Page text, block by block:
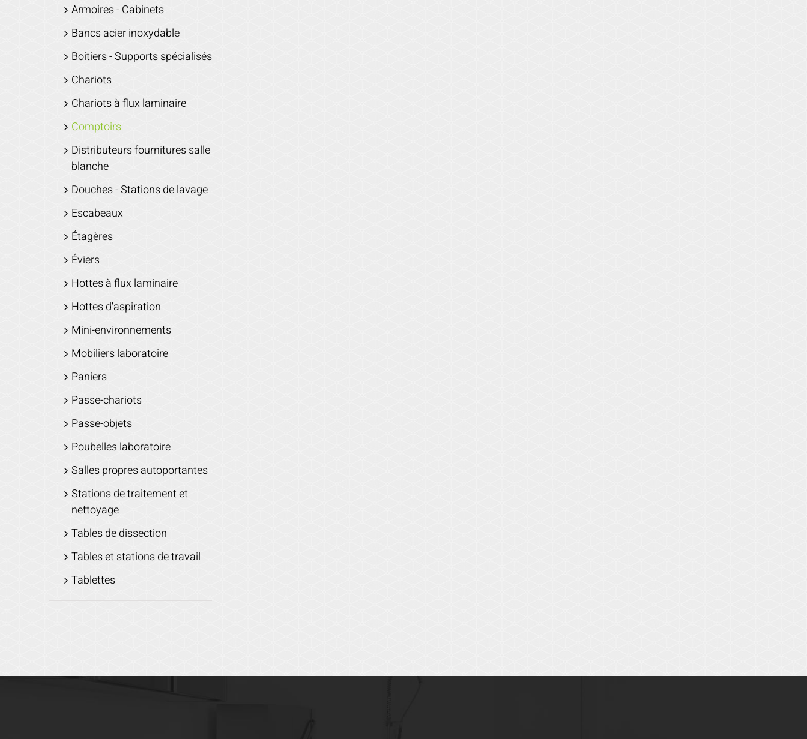
Armoires - Cabinets
Bancs acier inoxydable
Boitiers - Supports spécialisés
Chariots
Chariots à flux laminaire
Comptoirs
Distributeurs fournitures salle
blanche
Douches - Stations de lavage
Escabeaux
Étagères
Éviers
Hottes à flux laminaire
Hottes d'aspiration
Mini-environnements
Mobiliers laboratoire
Paniers
Passe-chariots
Passe-objets
Poubelles laboratoire
Salles propres autoportantes
Stations de traitement et
nettoyage
Tables de dissection
Tables et stations de travail
Tablettes